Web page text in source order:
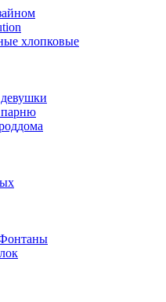
хлопковые
парню